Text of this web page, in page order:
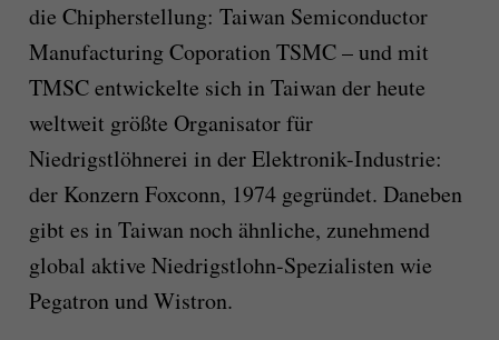
die Chipherstellung: Taiwan Semiconductor
Manufacturing Coporation TSMC – und mit
TMSC entwickelte sich in Taiwan der heute
weltweit größte Organisator für
Niedrigstlöhnerei in der Elektronik-Industrie:
der Konzern Foxconn, 1974 gegründet. Daneben
gibt es in Taiwan noch ähnliche, zunehmend
global aktive Niedrigstlohn-Spezialisten wie
Pegatron und Wistron.